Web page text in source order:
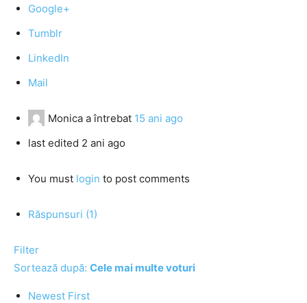
Google+
Tumblr
LinkedIn
Mail
Monica a întrebat 15 ani ago
last edited 2 ani ago
You must login to post comments
Răspunsuri (1)
Filter
Sortează după: Cele mai multe voturi
Newest First